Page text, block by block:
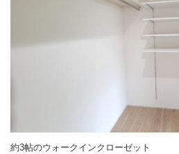
約3帖のウォークインクローゼット